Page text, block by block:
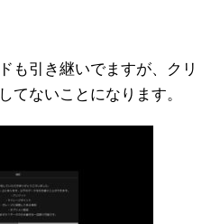
も引き継いでますが、クリ
てないことになります。